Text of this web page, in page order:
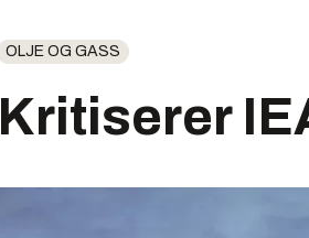
OLJE OG GASS
Kritiserer